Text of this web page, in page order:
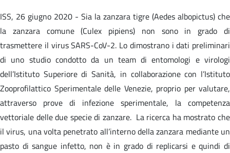
ISS, 26 giugno 2020 - Sia la zanzara tigre (Aedes albopictus) che
la zanzara comune (Culex pipiens) non sono in grado di
trasmettere il virus SARS-CoV-2. Lo dimostrano i dati preliminari
di uno studio condotto da un team di entomologi e virologi
dell’Istituto Superiore di Sanità, in collaborazione con l’Istituto
Zooprofilattico Sperimentale delle Venezie, proprio per valutare,
attraverso prove di infezione sperimentale, la competenza
vettoriale delle due specie di zanzare. La ricerca ha mostrato che
il virus, una volta penetrato all’interno della zanzara mediante un
pasto di sangue infetto, non è in grado di replicarsi e quindi di